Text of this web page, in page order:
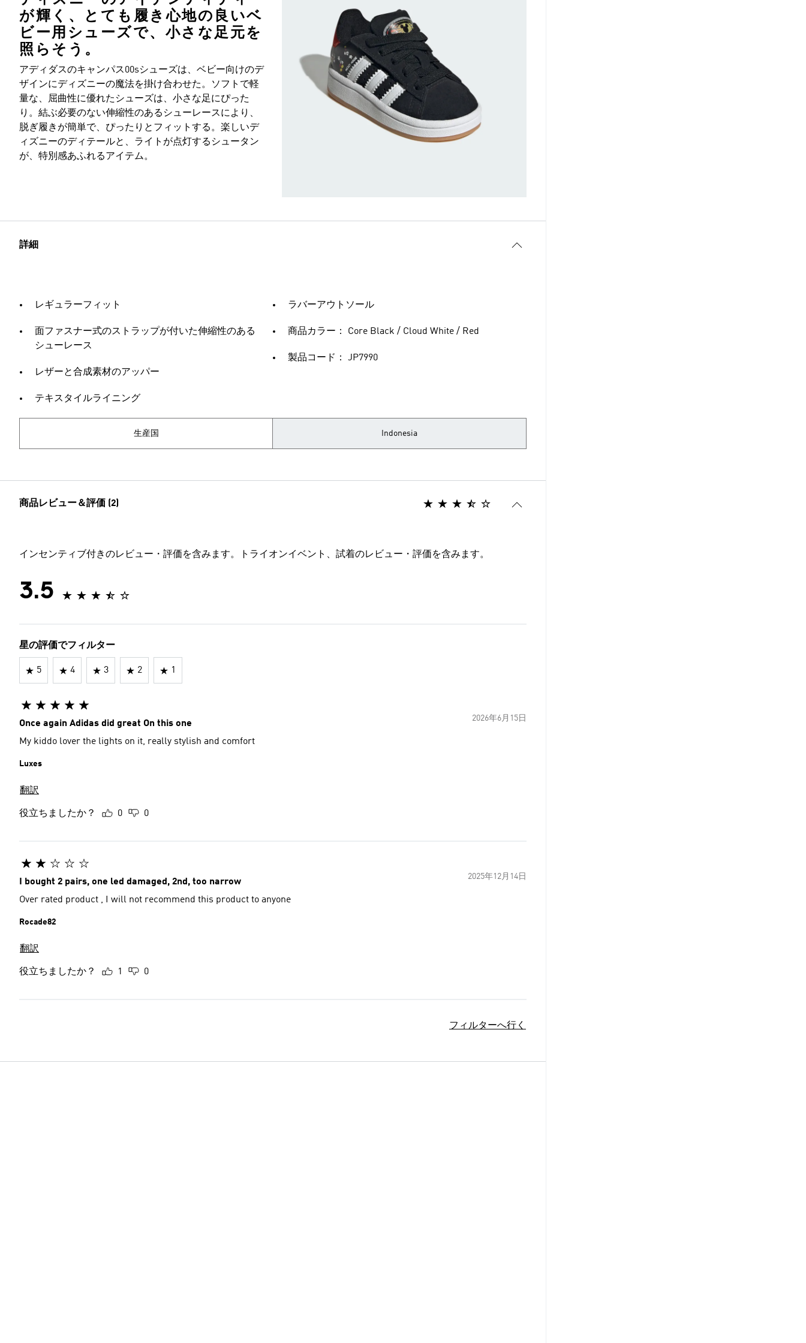
が輝く、とても履き心地の良いベ
ビー用シューズで、小さな足元を
照らそう。
アディダスのキャンパス00sシューズは、ベビー向けのデ
ザインにディズニーの魔法を掛け合わせた。ソフトで軽
量な、屈曲性に優れたシューズは、小さな足にぴった
り。結ぶ必要のない伸縮性のあるシューレースにより、
脱ぎ履きが簡単で、ぴったりとフィットする。楽しいデ
ィズニーのディテールと、ライトが点灯するシュータン
が、特別感あふれるアイテム。
詳細
レギュラーフィット
面ファスナー式のストラップが付いた伸縮性のある
シューレース
レザーと合成素材のアッパー
テキスタイルライニング
ラバーアウトソール
商品カラー： Core Black / Cloud White / Red
製品コード： JP7990
生産国 Indonesia
商品レビュー＆評価 (2)
インセンティブ付きのレビュー・評価を含みます。トライオンイベント、試着のレビュー・評価を含みます。
3.5
星の評価でフィルター
5 4 3 2 1
2026年6月15日
Once again Adidas did great On this one
My kiddo lover the lights on it, really stylish and comfort
Luxes
翻訳
役立ちましたか？ 0 0
2025年12月14日
I bought 2 pairs, one led damaged, 2nd, too narrow
Over rated product , I will not recommend this product to anyone
Rocade82
翻訳
役立ちましたか？ 1 0
フィルターへ行く